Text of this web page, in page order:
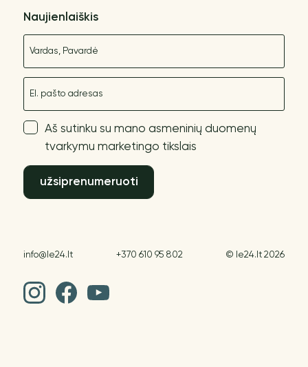
Naujienlaiškis
Aš sutinku su mano asmeninių duomenų
tvarkymu marketingo tikslais
užsiprenumeruoti
info@le24.lt +370 610 95 802 © le24.lt 2026